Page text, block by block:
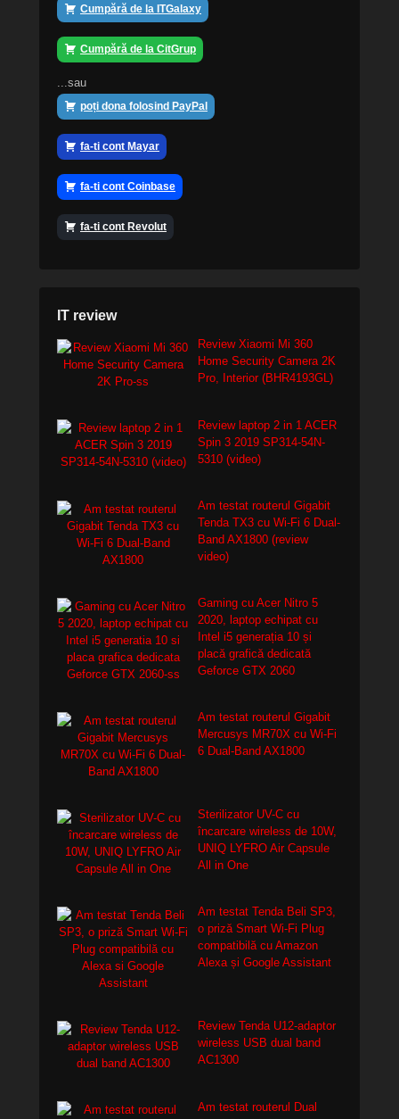
Cumpără de la ITGalaxy
Cumpără de la CitGrup
...sau
poți dona folosind PayPal
fa-ti cont Mayar
fa-ti cont Coinbase
fa-ti cont Revolut
IT review
Review Xiaomi Mi 360
Home Security Camera 2K
Pro, Interior (BHR4193GL)
Review laptop 2 in 1 ACER
Spin 3 2019 SP314-54N-
5310 (video)
Am testat routerul Gigabit
Tenda TX3 cu Wi-Fi 6 Dual-
Band AX1800 (review
video)
Gaming cu Acer Nitro 5
2020, laptop echipat cu
Intel i5 generația 10 și
placă grafică dedicată
Geforce GTX 2060
Am testat routerul Gigabit
Mercusys MR70X cu Wi-Fi
6 Dual-Band AX1800
Sterilizator UV-C cu
încarcare wireless de 10W,
UNIQ LYFRO Air Capsule
All in One
Am testat Tenda Beli SP3,
o priză Smart Wi-Fi Plug
compatibilă cu Amazon
Alexa și Google Assistant
Review Tenda U12-adaptor
wireless USB dual band
AC1300
Am testat routerul Dual